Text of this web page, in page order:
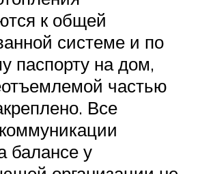
к общей
системе и по
паспорту на дом,
частью
Все
балансе у